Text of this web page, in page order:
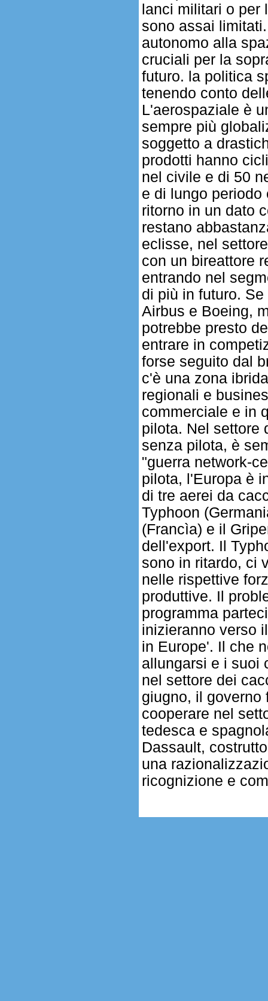
lanci militari o
sono assai
autonomo alla
cruciali per la
futuro. la politica
tenendo conto
L'aerospaziale è
sempre più
soggetto a
prodotti hanno
nel civile e di 50
e di lungo
ritorno in un dato
restano
eclisse, nel
con un bireattore
entrando nel
di più in futuro.
Airbus e Boeing,
potrebbe presto
entrare in
forse seguito dal
c'è una zona
regionali e
commerciale e in
pilota. Nel settore
senza pilota, è
"guerra network-
pilota, l'Europa è
di tre aerei da
Typhoon
(Francìa) e il
dell'export. Il
sono in ritardo, ci
nelle rispettive
produttive. Il
programma
inizieranno verso
in Europe'. Il che
allungarsi e i suoi
nel settore dei
giugno, il governo
cooperare nel
tedesca e
Dassault,
una
ricognizione e